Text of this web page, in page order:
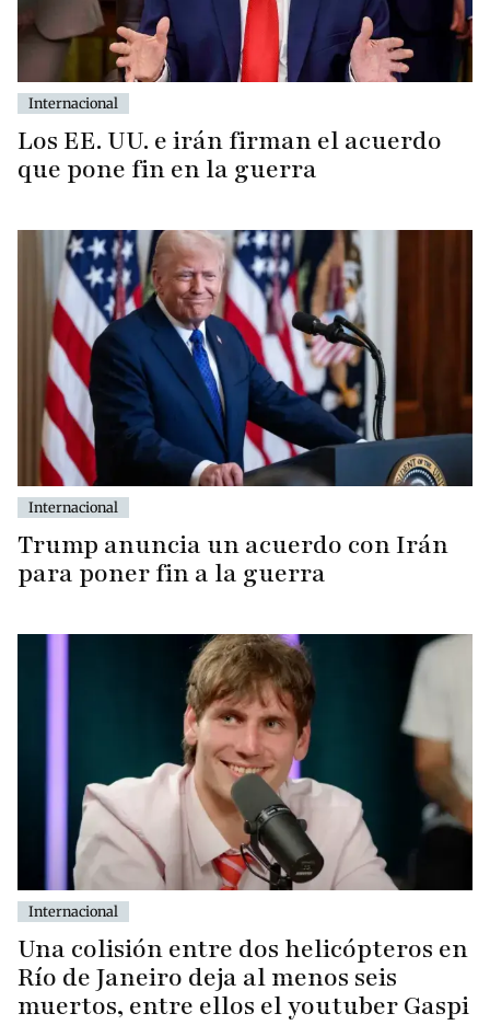
Internacional
Los EE. UU. e irán firman el acuerdo
que pone fin en la guerra
Internacional
Trump anuncia un acuerdo con Irán
para poner fin a la guerra
Internacional
Una colisión entre dos helicópteros en
Río de Janeiro deja al menos seis
muertos, entre ellos el youtuber Gaspi